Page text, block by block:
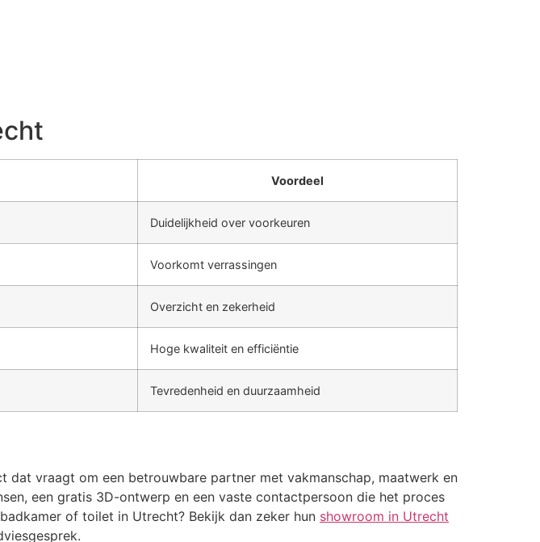
Voordeel
Duidelijkheid over voorkeuren
Voorkomt verrassingen
Overzicht en zekerheid
Hoge kwaliteit en efficiëntie
Tevredenheid en duurzaamheid
vraagt om een betrouwbare partner met vakmanschap, maatwerk en
een gratis 3D-ontwerp en een vaste contactpersoon die het proces
of toilet in Utrecht? Bekijk dan zeker hun showroom in Utrecht